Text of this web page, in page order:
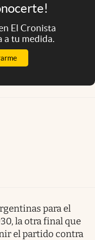
El Cronista
a tu medida.
para el
la otra final que
el partido contra